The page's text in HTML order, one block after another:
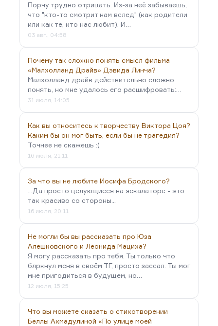
Порчу трудно отрицать. Из-за неё забываешь,
что "кто-то смотрит нам вслед" (как родители
или как те, кто нас любит). И…
03 авг., 04:58
Почему так сложно понять смысл фильма
«Малхолланд Драйв» Дэвида Линча?
Малхолланд драйв действительно сложно
понять, но мне удалось его расшифровать:…
31 июля, 14:05
Как вы относитесь к творчеству Виктора Цоя?
Каким бы он мог быть, если бы не трагедия?
Точнее не скажешь :(
16 июля, 21:11
За что вы не любите Иосифа Бродского?
...Да просто целующиеся на эскалаторе - это
так красиво со стороны...
16 июля, 20:11
Не могли бы вы рассказать про Юза
Алешковского и Леонида Мациха?
Я могу рассказать про тебя. Ты только что
блркнул меня в своём ТГ, просто зассал. Ты мог
мне пригодиться в будущем, но…
12 июля, 15:25
Что вы можете сказать о стихотворении
Беллы Ахмадулиной «По улице моей